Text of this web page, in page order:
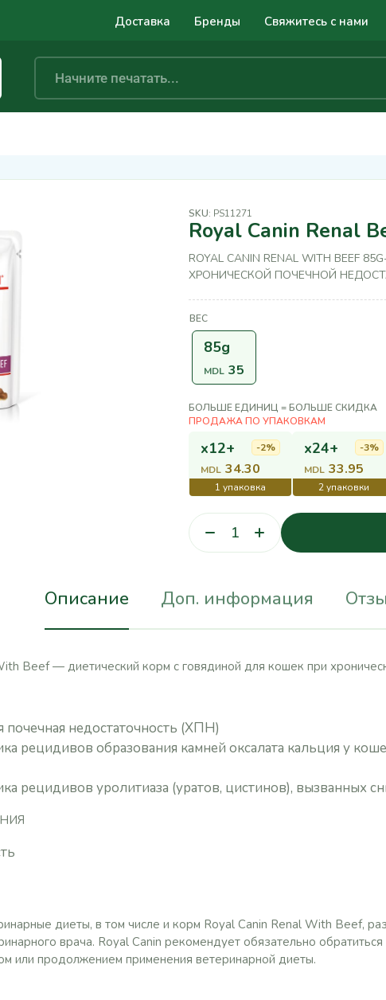
Доставка Бренды Свяжитесь с нами
SKU: PS11271
Royal Canin Renal
ROYAL CANIN RENAL WITH
ХРОНИЧЕСКОЙ ПОЧЕЧНОЙ
ВЕС
85g
MDL 35
БОЛЬШЕ ЕДИНИЦ = БОЛЬШЕ СКИДКА
x12+
MDL 34.30
-2% x24+
MDL 33.95
-3%
Описание Доп. информация
Beef — диетический корм с говядиной для кошек при
почечная недостаточность (ХПН)
рецидивов образования камней оксалата кальция у
рецидивов уролитиаза (уратов, цистинов), вызванных
диеты, в том числе и корм Royal Canin Renal With Beef,
врача. Royal Canin рекомендует обязательно
или продолжением применения ветеринарной диеты.